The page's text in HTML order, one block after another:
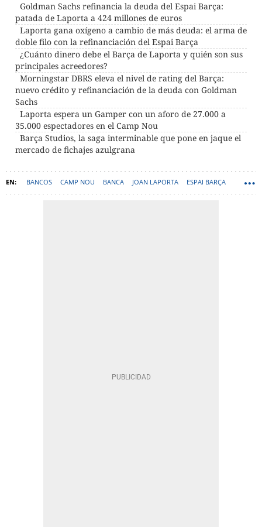
Goldman Sachs refinancia la deuda del Espai Barça:
patada de Laporta a 424 millones de euros
Laporta gana oxígeno a cambio de más deuda: el arma de
doble filo con la refinanciación del Espai Barça
¿Cuánto dinero debe el Barça de Laporta y quién son sus
principales acreedores?
Morningstar DBRS eleva el nivel de rating del Barça:
nuevo crédito y refinanciación de la deuda con Goldman
Sachs
Laporta espera un Gamper con un aforo de 27.000 a
35.000 espectadores en el Camp Nou
Barça Studios, la saga interminable que pone en jaque el
mercado de fichajes azulgrana
BANCOS CAMP NOU BANCA JOAN LAPORTA ESPAI BARÇA